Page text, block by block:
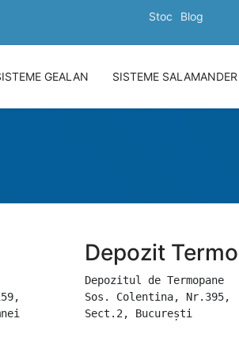
Stoc Blog
GEALAN SISTEME SALAMANDER
Depozit
Depozitul de Termopane
Sos. Colentina, Nr.395,
Sect.2, București